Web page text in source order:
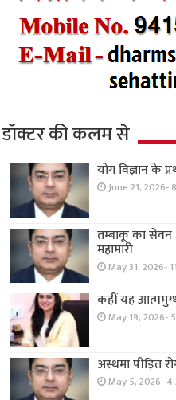
डॉक्टर की कलम से
योग विज्ञान के
June 21, 2026-
तम्बाकू का सेवन
महामारी
May 31, 2026-
कहीं यह
May 19, 2026-
अस्थमा पीड़ित
May 5, 2026-